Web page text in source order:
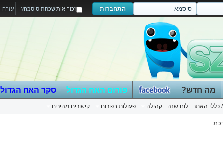
עזרה התחברות זכור אותישכחת סיסמה?
כללי האתר לוח שנה קהילה פעולות בפורום קישורים מהירים
מה חדש? פורום האח הגדול סקר האח הגדול